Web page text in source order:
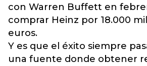
con Warren Buffett en
comprar Heinz por 18.000
euros.
Y es que el éxito siempre
una fuente donde obtener